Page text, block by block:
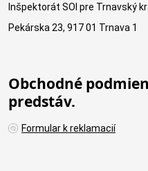
Inšpektorát SOI pre Trnavský
Pekárska 23, 917 01 Trnava 1
Obchodné
predstáv.
Formular k reklamacií